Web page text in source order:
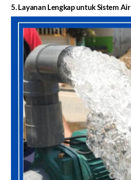
5. Layanan Lengkap untuk Sistem Air